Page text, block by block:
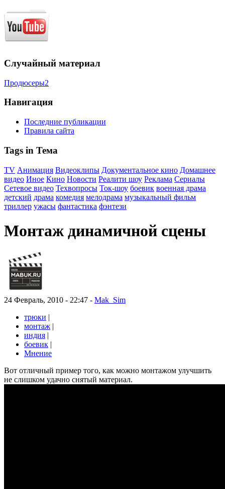
Случайный материал
Продюсеры2
Навигация
Последние публикации
Правила сайта
Tags in Тема
TV Анимация Видеоклипы Документальное кино Домашнее
видео Иное Кино Новости Реалити шоу Реклама Сериалы
Сетевое видео Техвопросы Ток-шоу боевик военная драма
детский драма комедия мелодрама музыкальный фильм
триллер ужасы фантастика фэнтези
Монтаж динамичной сцены
24 Февраль, 2010 - 22:47 - Mak_Sim
трюки |
монтаж |
индия |
боевик |
Мнение
Вот отличный пример того, как можно монтажом улучшить
не слишком удачно снятый материал.